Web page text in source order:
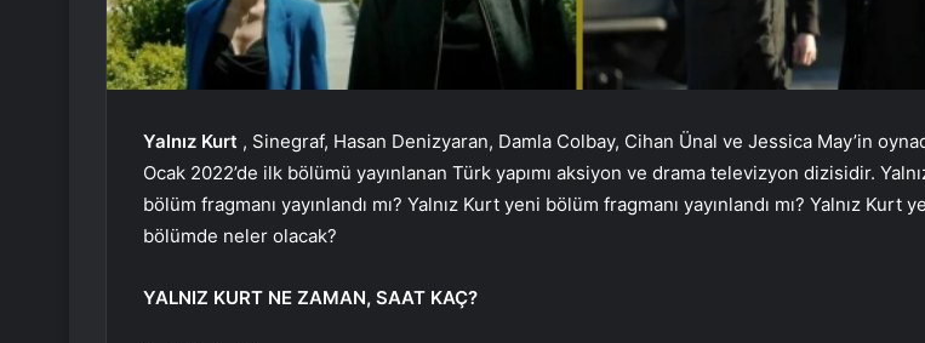
Yalnız Kurt , Sinegraf, Hasan Denizyaran, Damla Colbay, Cihan Ünal ve Jessica May’in
Ocak 2022’de ilk bölümü yayınlanan Türk yapımı aksiyon ve drama televizyon dizisidir.
bölüm fragmanı yayınlandı mı? Yalnız Kurt yeni bölüm fragmanı yayınlandı mı? Yalnız Kurt
bölümde neler olacak?
YALNIZ KURT NE ZAMAN, SAAT KAÇ?